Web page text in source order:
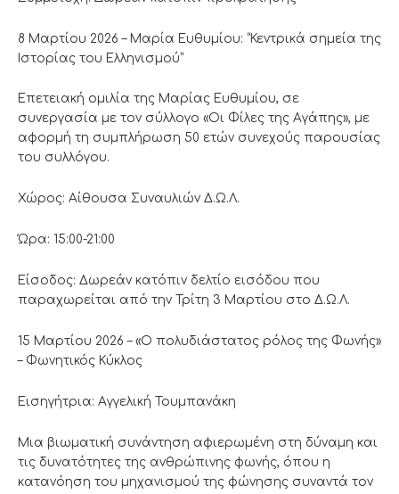
8 Μαρτίου 2026 – Μαρία Ευθυμίου: “Κεντρικά σημεία της
Ιστορίας του Ελληνισμού”
Επετειακή ομιλία της Μαρίας Ευθυμίου, σε
συνεργασία με τον σύλλογο «Οι Φίλες της Αγάπης», με
αφορμή τη συμπλήρωση 50 ετών συνεχούς παρουσίας
του συλλόγου.
Χώρος: Αίθουσα Συναυλιών Δ.Ω.Λ.
Ώρα: 15:00-21:00
Είσοδος: Δωρεάν κατόπιν δελτίο εισόδου που
παραχωρείται από την Τρίτη 3 Μαρτίου στο Δ.Ω.Λ.
15 Μαρτίου 2026 – «Ο πολυδιάστατος ρόλος της Φωνής»
– Φωνητικός Κύκλος
Εισηγήτρια: Αγγελική Τουμπανάκη
Μια βιωματική συνάντηση αφιερωμένη στη δύναμη και
τις δυνατότητες της ανθρώπινης φωνής, όπου η
κατανόηση του μηχανισμού της φώνησης συναντά τον